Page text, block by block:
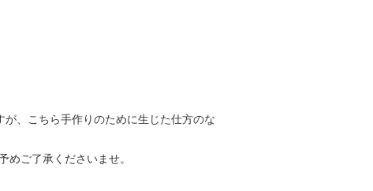
、こちら手作りのために生じた仕方のな
ご了承くださいませ。